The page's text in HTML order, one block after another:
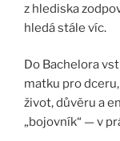
z hlediska
hledá stále víc.
Do Bachelora
matku pro
život, důvěru a
„bojovník“ — v